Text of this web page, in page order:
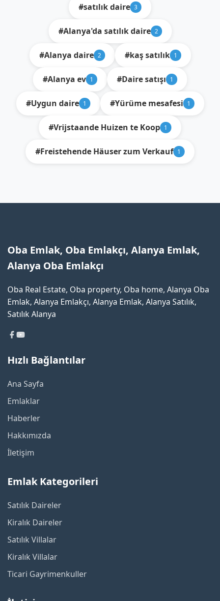
#satılık daire 3
#Alanya'da satılık daire 2
#Alanya daire 2 #kaş satılık 1
#Alanya ev 1 #Daire satışı 1
#Uygun daire 1 #Yürüme mesafesi 1
#Vrijstaande Huizen te Koop 1
#Freistehende Häuser zum Verkauf 1
Oba Emlak, Oba Emlakçı, Alanya Emlak,
Alanya Oba Emlakçı
Oba Real Estate, Oba property, Oba home, Alanya Oba
Emlak, Alanya Emlakçı, Alanya Emlak, Alanya Satılık,
Satılık Alanya
Hızlı Bağlantılar
Ana Sayfa
Emlaklar
Haberler
Hakkımızda
İletişim
Emlak Kategorileri
Satılık Daireler
Kiralık Daireler
Satılık Villalar
Kiralık Villalar
Ticari Gayrimenkuller